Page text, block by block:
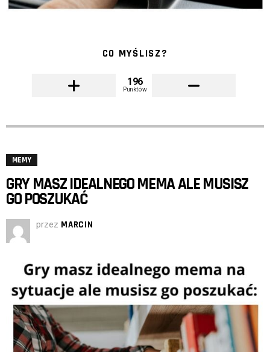
CO MYŚLISZ?
196
Punktów
MEMY
GRY MASZ IDEALNEGO MEMA ALE MUSISZ
GO POSZUKAĆ
przez MARCIN